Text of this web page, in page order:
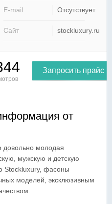
E-mail Отсутствует
Сайт stockluxury.ru
Запросить прайс
от
довольно молодая
мужскую и детскую
Stockluxury, фасоны
моделей, эксклюзивным